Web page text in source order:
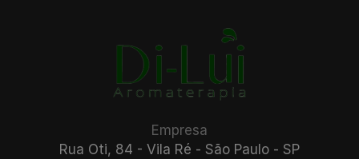
Empresa
Rua Oti, 84 - Vila Ré - São Paulo - SP